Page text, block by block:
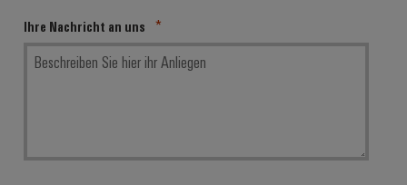
Ihre Nachricht an uns